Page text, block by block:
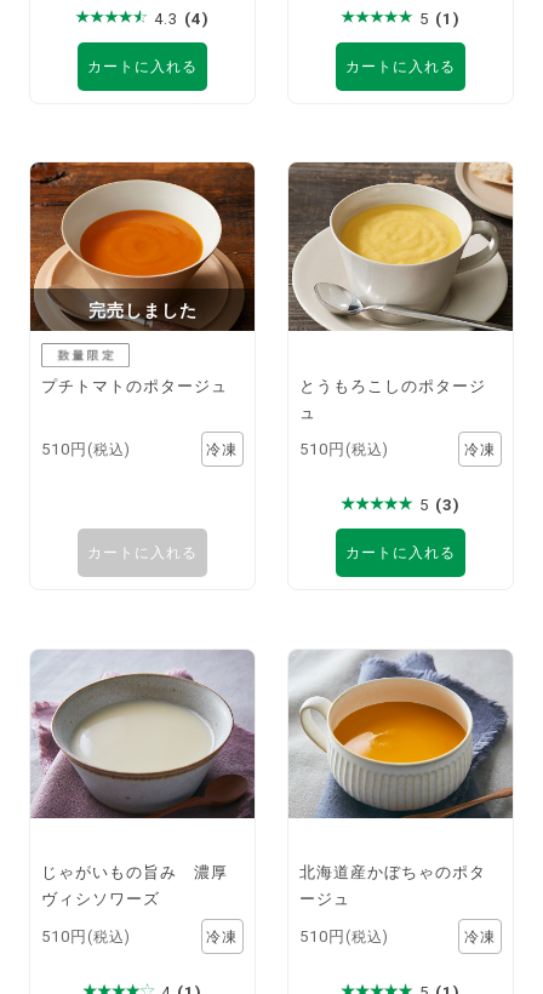
4.3 (4)
カートに入れる
5 (1)
カートに入れる
完売しました
プチトマトのポタージュ
510円 (税込)
カートに入れる
とうもろこしのポタージ
ュ
510円 (税込)
5 (3)
カートに入れる
じゃがいもの旨み 濃厚
ヴィシソワーズ
510円 (税込)
北海道産かぼちゃのポタ
ージュ
510円 (税込)